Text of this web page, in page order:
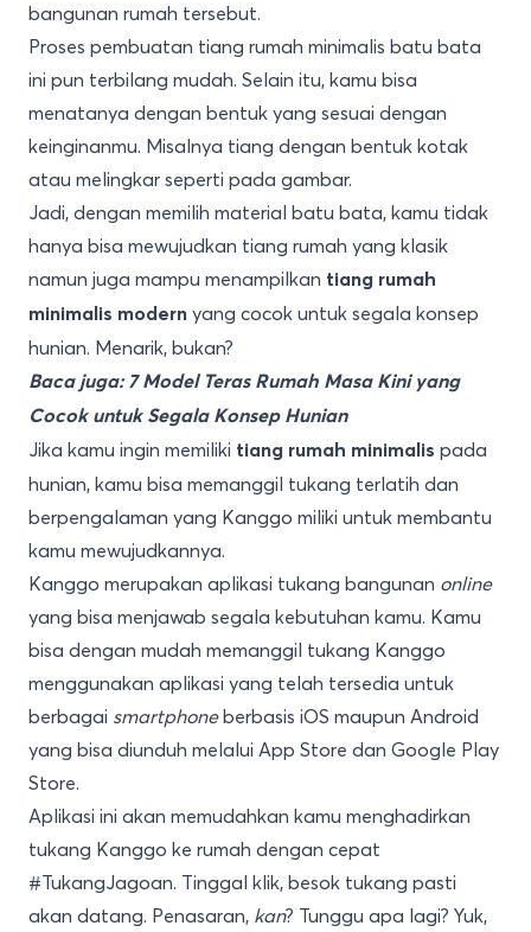
bangunan rumah tersebut.
Proses pembuatan tiang rumah minimalis batu bata
ini pun terbilang mudah. Selain itu, kamu bisa
menatanya dengan bentuk yang sesuai dengan
keinginanmu. Misalnya tiang dengan bentuk kotak
atau melingkar seperti pada gambar.
Jadi, dengan memilih material batu bata, kamu tidak
hanya bisa mewujudkan tiang rumah yang klasik
namun juga mampu menampilkan tiang rumah
minimalis modern yang cocok untuk segala konsep
hunian. Menarik, bukan?
Baca juga: 7 Model Teras Rumah Masa Kini yang
Cocok untuk Segala Konsep Hunian
Jika kamu ingin memiliki tiang rumah minimalis pada
hunian, kamu bisa memanggil tukang terlatih dan
berpengalaman yang Kanggo miliki untuk membantu
kamu mewujudkannya.
Kanggo merupakan aplikasi tukang bangunan online
yang bisa menjawab segala kebutuhan kamu. Kamu
bisa dengan mudah memanggil tukang Kanggo
menggunakan aplikasi yang telah tersedia untuk
berbagai smartphoneberbasis iOS maupun Android
yang bisa diunduh melalui App Store dan Google Play
Store.
Aplikasi ini akan memudahkan kamu menghadirkan
tukang Kanggo ke rumah dengan cepat
#TukangJagoan. Tinggal klik, besok tukang pasti
akan datang. Penasaran, kan? Tunggu apa lagi? Yuk,